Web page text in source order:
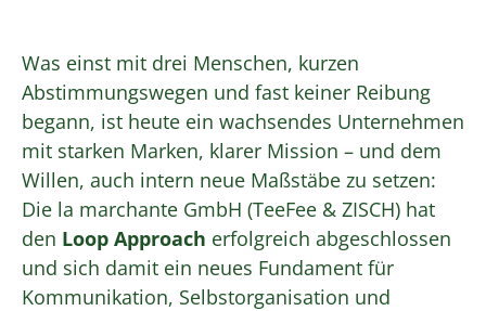
Was einst mit drei Menschen, kurzen
Abstimmungswegen und fast keiner Reibung
begann, ist heute ein wachsendes Unternehmen
mit starken Marken, klarer Mission – und dem
Willen, auch intern neue Maßstäbe zu setzen:
Die la marchante GmbH (TeeFee & ZISCH) hat
den Loop Approach erfolgreich abgeschlossen
und sich damit ein neues Fundament für
Kommunikation, Selbstorganisation und